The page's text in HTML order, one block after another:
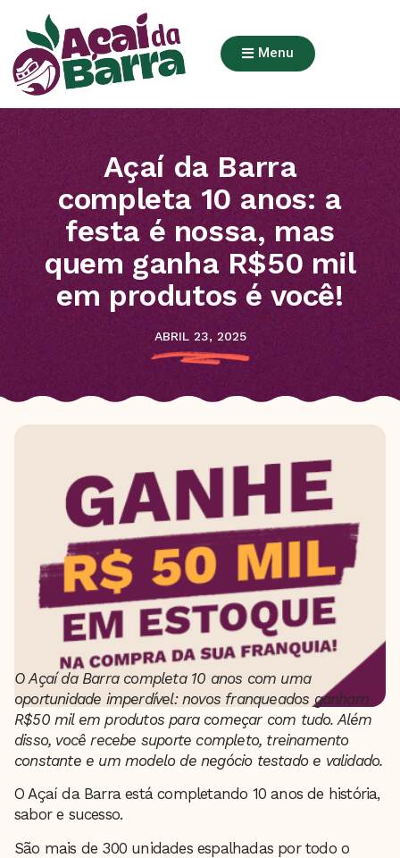
Menu
Açaí da Barra
completa 10 anos: a
festa é nossa, mas
quem ganha R$50 mil
em produtos é você!
ABRIL 23, 2025
O Açaí da Barra completa 10 anos com uma
oportunidade imperdível: novos franqueados ganham
R$50 mil em produtos para começar com tudo. Além
disso, você recebe suporte completo, treinamento
constante e um modelo de negócio testado e validado.
O Açaí da Barra está completando 10 anos de história,
sabor e sucesso.
São mais de 300 unidades espalhadas por todo o